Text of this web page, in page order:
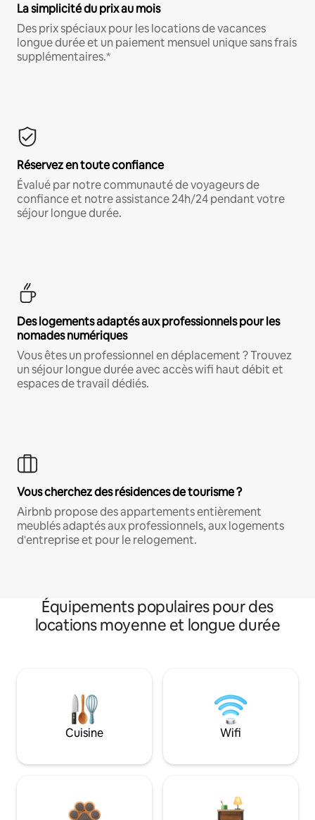
La simplicité du prix au mois
Des prix spéciaux pour les locations de vacances
longue durée et un paiement mensuel unique sans frais
supplémentaires.*
Réservez en toute confiance
Évalué par notre communauté de voyageurs de
confiance et notre assistance 24h/24 pendant votre
séjour longue durée.
Des logements adaptés aux professionnels pour les
nomades numériques
Vous êtes un professionnel en déplacement ? Trouvez
un séjour longue durée avec accès wifi haut débit et
espaces de travail dédiés.
Vous cherchez des résidences de tourisme ?
Airbnb propose des appartements entièrement
meublés adaptés aux professionnels, aux logements
d'entreprise et pour le relogement.
Équipements populaires pour des
locations moyenne et longue durée
Cuisine Wifi